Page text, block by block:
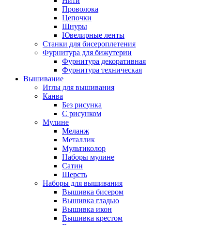
Проволока
Цепочки
Шнуры
Ювелирные ленты
Станки для бисероплетения
Фурнитура для бижутерии
Фурнитура декоративная
Фурнитура техническая
Вышивание
Иглы для вышивания
Канва
Без рисунка
С рисунком
Мулине
Меланж
Металлик
Мультиколор
Наборы мулине
Сатин
Шерсть
Наборы для вышивания
Вышивка бисером
Вышивка гладью
Вышивка икон
Вышивка крестом